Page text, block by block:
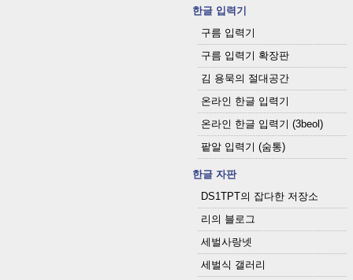
한글 입력기
구름 입력기
구름 입력기 확장판
김 용묵의 절대공간
온라인 한글 입력기
온라인 한글 입력기 (3beol)
팥알 입력기 (숨통)
한글 자판
DS1TPT의 잡다한 저장소
리의 블로그
세벌사랑넷
세벌식 갤러리